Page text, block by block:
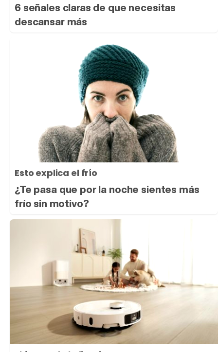
6 señales claras de que necesitas
descansar más
Esto explica el frío
¿Te pasa que por la noche sientes más
frío sin motivo?